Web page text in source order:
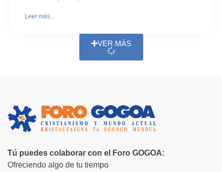
Leer más...
VER MÁS
Tú puedes colaborar con el Foro GOGOA:
Ofreciendo algo de tu tiempo